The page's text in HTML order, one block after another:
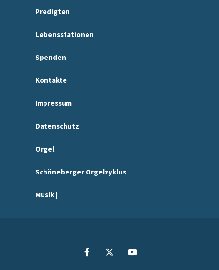
Predigten
Lebensstationen
Spenden
Kontakte
Impressum
Datenschutz
Orgel
Schöneberger Orgelzyklus
Musik |